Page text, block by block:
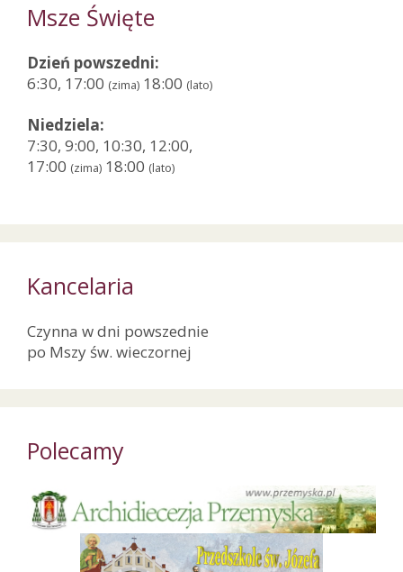
Msze Święte
Dzień powszedni:
6:30, 17:00 (zima) 18:00 (lato)
Niedziela:
7:30, 9:00, 10:30, 12:00,
17:00 (zima) 18:00 (lato)
Kancelaria
Czynna w dni powszednie
po Mszy św. wieczornej
Polecamy